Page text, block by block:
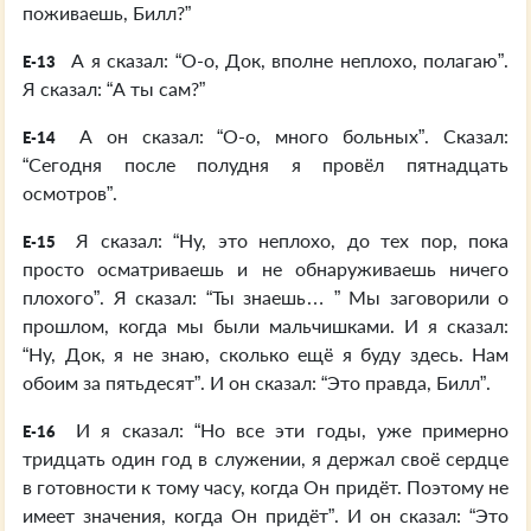
поживаешь, Билл?”
E-13
А я сказал: “О-о, Док, вполне неплохо, полагаю”.
Я сказал: “А ты сам?”
E-14
А он сказал: “О-о, много больных”. Сказал:
“Сегодня после полудня я провёл пятнадцать
осмотров”.
E-15
Я сказал: “Ну, это неплохо, до тех пор, пока
просто осматриваешь и не обнаруживаешь ничего
плохого”. Я сказал: “Ты знаешь… ” Мы заговорили о
прошлом, когда мы были мальчишками. И я сказал:
“Ну, Док, я не знаю, сколько ещё я буду здесь. Нам
обоим за пятьдесят”. И он сказал: “Это правда, Билл”.
E-16
И я сказал: “Но все эти годы, уже примерно
тридцать один год в служении, я держал своё сердце
в готовности к тому часу, когда Он придёт. Поэтому не
имеет значения, когда Он придёт”. И он сказал: “Это